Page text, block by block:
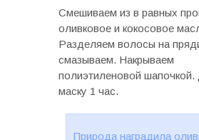
Смешиваем из в равных
оливковое и кокосовое
Разделяем волосы на
смазываем. Накрываем
полиэтиленовой
маску 1 час.
Природа наградила